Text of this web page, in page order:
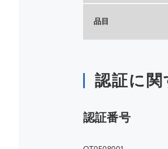
品目
認証に関
認証番号